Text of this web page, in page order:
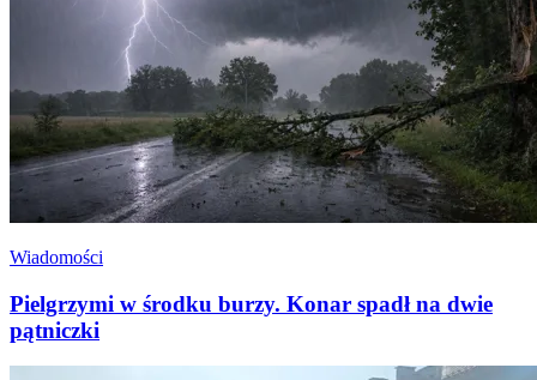
Wiadomości
Pielgrzymi w środku burzy. Konar spadł na dwie
pątniczki